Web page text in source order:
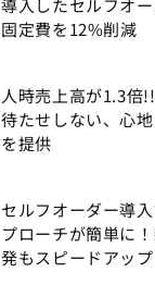
導入したセルフオ
固定費を12%削減
人時売上高が1.3倍
待たせしない、心
を提供
セルフオーダー導
プローチが簡単に
発もスピードアップ